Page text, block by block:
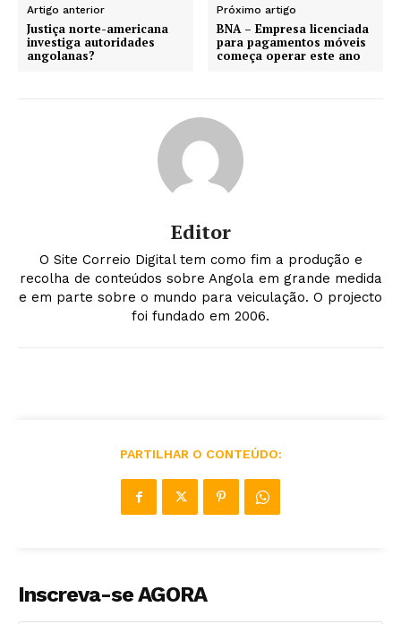
Artigo anterior
Justiça norte-americana
investiga autoridades
angolanas?
Próximo artigo
BNA – Empresa licenciada
para pagamentos móveis
começa operar este ano
Editor
O Site Correio Digital tem como fim a produção e
recolha de conteúdos sobre Angola em grande medida
e em parte sobre o mundo para veiculação. O projecto
foi fundado em 2006.
PARTILHAR O CONTEÚDO:
Inscreva-se AGORA